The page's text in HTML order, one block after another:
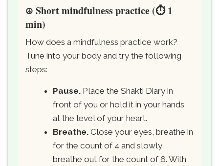
☮️ Short mindfulness practice (⏱️ 1
min)
How does a mindfulness practice work?
Tune into your body and try the following
steps:
Pause. Place the Shakti Diary in
front of you or hold it in your hands
at the level of your heart.
Breathe. Close your eyes, breathe in
for the count of 4 and slowly
breathe out for the count of 6. With